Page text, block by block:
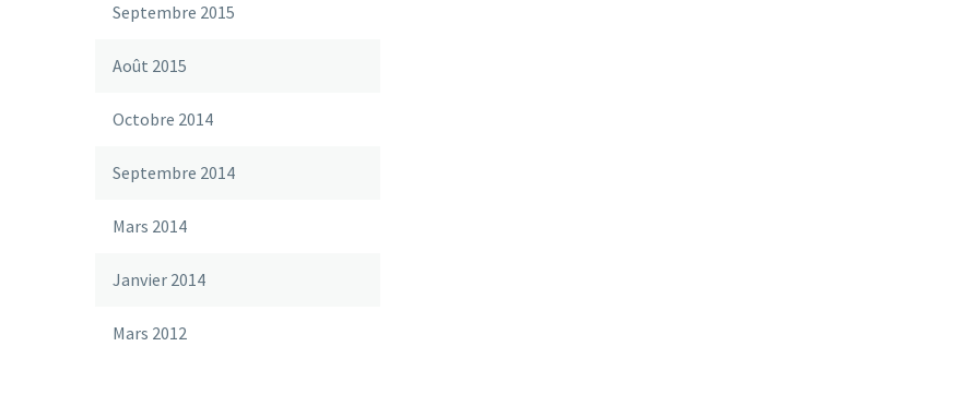
Septembre 2015
Août 2015
Octobre 2014
Septembre 2014
Mars 2014
Janvier 2014
Mars 2012